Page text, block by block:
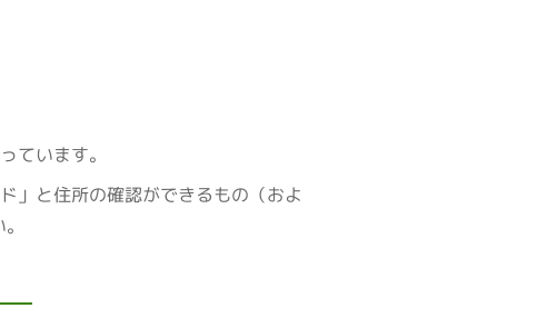
ています。
」と住所の確認ができるもの（およ